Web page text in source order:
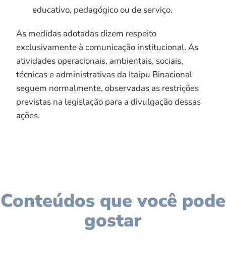
educativo, pedagógico ou de serviço.
As medidas adotadas dizem respeito
exclusivamente à comunicação institucional. As
atividades operacionais, ambientais, sociais,
técnicas e administrativas da Itaipu Binacional
seguem normalmente, observadas as restrições
previstas na legislação para a divulgação dessas
ações.
Conteúdos que você pode
gostar